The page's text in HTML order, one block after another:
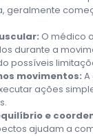
geralmente
O médico
durante a
possíveis
movimentos:
ações
e
ajudam a